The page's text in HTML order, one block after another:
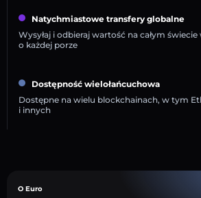
Natychmiastowe transfery globalne
Wysyłaj i odbieraj wartość na całym
o każdej porze
Dostępność wielołańcuchowa
Dostępne na wielu blockchainach, w tym
i innych
O Euro